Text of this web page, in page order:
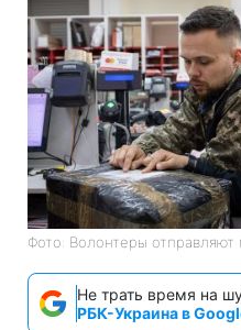
Фото: Волонтеры отправляют
Не трать время на
РБК-Украина в